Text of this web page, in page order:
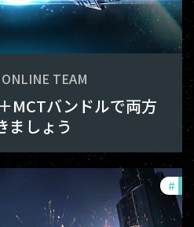
ONLINE TEAM
MCTバンドルで両方
ましょう
#